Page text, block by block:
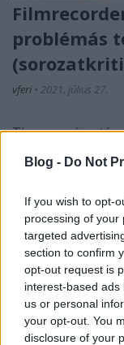
Blog - Do Not
If you wish to opt-
processing of your
targeted
section to confirm
opt-out request is
interest-based
us or personal
your opt-out. You
disclosure of your
problémás
vferi • 2021. július 27.
Tizenegy év
leginkább a
doki, új
régi varázsa?
85. számában…